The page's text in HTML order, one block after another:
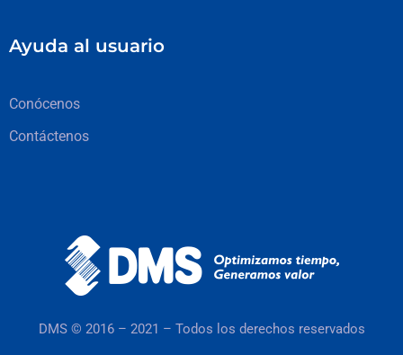
Ayuda al usuario
Conócenos
Contáctenos
DMS © 2016 – 2021 – Todos los derechos reservados